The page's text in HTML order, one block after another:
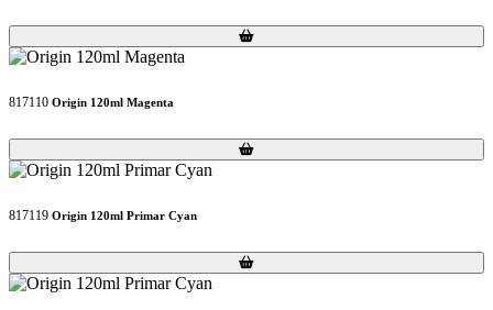
Loading...
Loading...
817110 Origin 120ml Magenta
Loading...
Loading...
817119 Origin 120ml Primar Cyan
Loading...
Loading...